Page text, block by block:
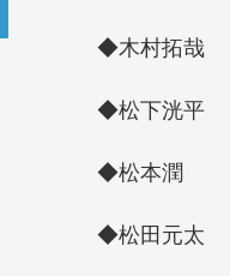
◆木村拓哉
◆松下洸平
◆松本潤
◆松田元太